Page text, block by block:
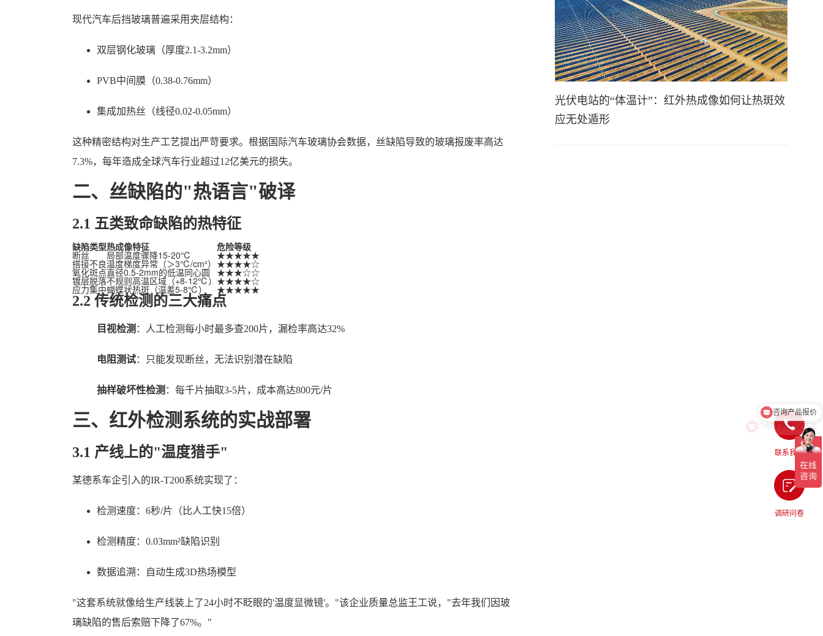
现代汽车后挡玻璃普遍采用夹层结构：
双层钢化玻璃（厚度2.1-3.2mm）
PVB中间膜（0.38-0.76mm）
集成加热丝（线径0.02-0.05mm）
这种精密结构对生产工艺提出严苛要求。根据国际汽车玻璃协会数据，丝缺陷导致的玻璃报废率高达
7.3%，每年造成全球汽车行业超过12亿美元的损失。
二、丝缺陷的"热语言"破译
2.1 五类致命缺陷的热特征
缺陷类型热成像特征 危险等级
断丝 局部温度骤降15-20℃ ★★★★★
搭接不良温度梯度异常（＞3℃/cm²） ★★★★☆
氧化斑点直径0.5-2mm的低温同心圆 ★★★☆☆
镀层脱落不规则高温区域（+8-12℃） ★★★★☆
应力集中蝴蝶状热斑（温差5-8℃） ★★★★★
2.2 传统检测的三大痛点
目视检测 ：人工检测每小时最多查200片，漏检率高达32%
电阻测试：只能发现断丝，无法识别潜在缺陷
抽样破坏性检测 ：每千片抽取3-5片，成本高达800元/片
三、红外检测系统的实战部署
3.1 产线上的"温度猎手"
某德系车企引入的IR-T200系统实现了：
检测速度：6秒/片（比人工快15倍）
检测精度：0.03mm²缺陷识别
数据追溯：自动生成3D热场模型
"这套系统就像给生产线装上了24小时不眨眼的'温度显微镜'。"该企业质量总监王工说，"去年我们因玻
璃缺陷的售后索赔下降了67%。"
光伏电站的“体温计”：红外热成像如何让热斑效
应无处遁形
联系我们
调研问卷
介绍下热像仪产品